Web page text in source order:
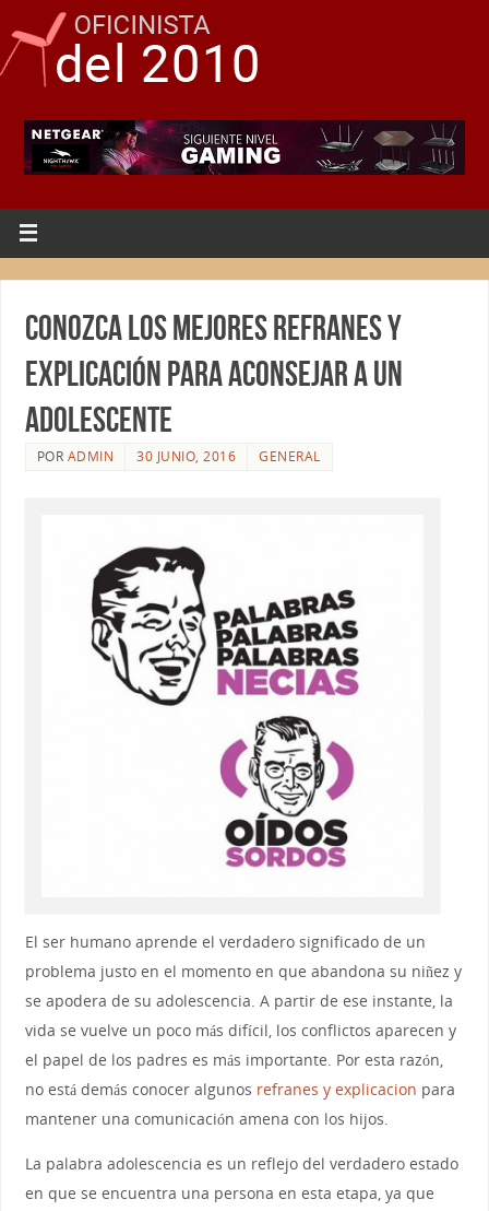
Conozca los mejores refranes y
explicación para aconsejar a un
adolescente
POR ADMIN 30 JUNIO, 2016 GENERAL
El ser humano aprende el verdadero significado de un
problema justo en el momento en que abandona su niñez y
se apodera de su adolescencia. A partir de ese instante, la
vida se vuelve un poco más difícil, los conflictos aparecen y
el papel de los padres es más importante. Por esta razón,
no está demás conocer algunos refranes y explicacion para
mantener una comunicación amena con los hijos.
La palabra adolescencia es un reflejo del verdadero estado
en que se encuentra una persona en esta etapa, ya que